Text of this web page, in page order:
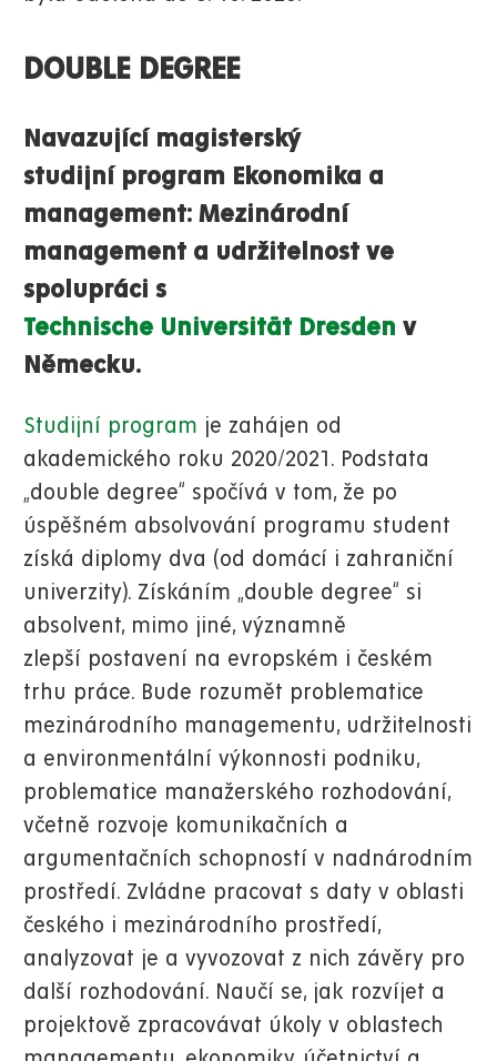
DOUBLE DEGREE
Navazující magisterský
studijní program Ekonomika a
management: Mezinárodní
management a udržitelnost ve
spolupráci s
Technische Universität Dresden v
Německu.
Studijní program je zahájen od
akademického roku 2020/2021. Podstata
„double degree“ spočívá v tom, že po
úspěšném absolvování programu student
získá diplomy dva (od domácí i zahraniční
univerzity). Získáním „double degree“ si
absolvent, mimo jiné, významně
zlepší postavení na evropském i českém
trhu práce. Bude rozumět problematice
mezinárodního managementu, udržitelnosti
a environmentální výkonnosti podniku,
problematice manažerského rozhodování,
včetně rozvoje komunikačních a
argumentačních schopností v nadnárodním
prostředí. Zvládne pracovat s daty v oblasti
českého i mezinárodního prostředí,
analyzovat je a vyvozovat z nich závěry pro
další rozhodování. Naučí se, jak rozvíjet a
projektově zpracovávat úkoly v oblastech